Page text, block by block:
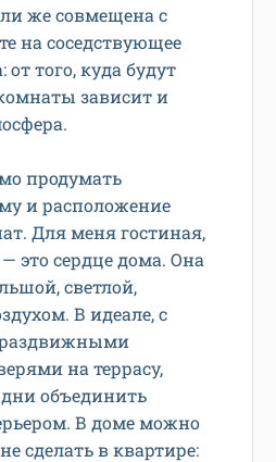
же совмещена с
на соседствующее
того, куда будут
зависит и
продумать
и расположение
Для меня гостиная,
это сердце дома. Она
светлой,
В идеале, с
на террасу,
объединить
В доме можно
сделать в квартире: